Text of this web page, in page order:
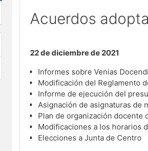
Acuerdos
22 de diciembre de 2021
Informes sobre Venias Docendi
Modificación del Reglamento
Informe de ejecución del
Asignación de asignaturas de
Plan de organización docente
Modificaciones a los horarios
Elecciones a Junta de Centro